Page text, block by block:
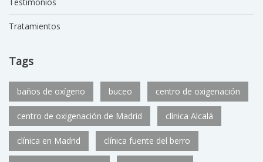
Tratamientos
Tags
baños de oxígeno buceo centro de oxigenación
centro de oxigenación de Madrid clínica Alcalá
clínica en Madrid clínica fuente del berro